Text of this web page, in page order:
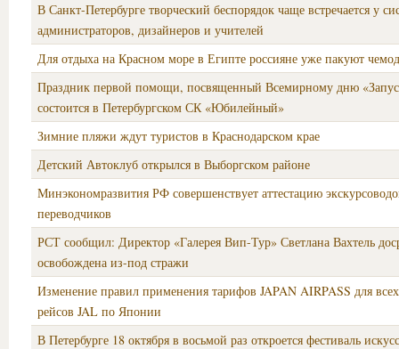
В Санкт-Петербурге творческий беспорядок чаще встречается у
администраторов, дизайнеров и учителей
Для отдыха на Красном море в Египте россияне уже пакуют
Праздник первой помощи, посвященный Всемирному дню
состоится в Петербургском СК «Юбилейный»
Зимние пляжи ждут туристов в Краснодарском крае
Детский Автоклуб открылся в Выборгском районе
Минэкономразвития РФ совершенствует аттестацию
переводчиков
РСТ сообщил: Директор «Галерея Вип-Тур» Светлана Вахтель
освобождена из-под стражи
Изменение правил применения тарифов JAPAN AIRPASS для
рейсов JAL по Японии
В Петербурге 18 октября в восьмой раз откроется фестиваль